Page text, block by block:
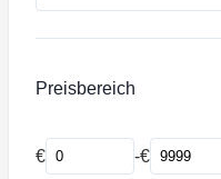
Preisbereich
Mindestpreis
€ -
Maximalpreis
€